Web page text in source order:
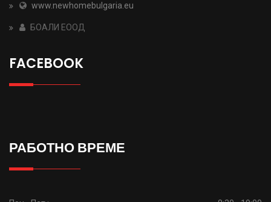
www.newhomebulgaria.eu
БОАЛИ ЕООД
FACEBOOK
РАБОТНО ВРЕМЕ